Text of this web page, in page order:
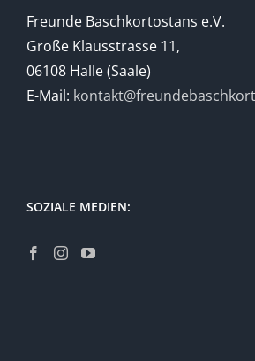
Freunde Baschkortostans e.V.
Große Klausstrasse 11,
06108 Halle (Saale)
E-Mail:
SOZIALE MEDIEN: